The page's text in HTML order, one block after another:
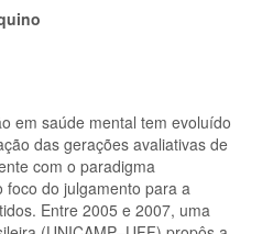
em saúde mental tem evoluído
das gerações avaliativas de
com o paradigma
do julgamento para a
Entre 2005 e 2007, uma